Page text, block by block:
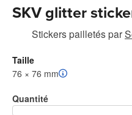
SKV glitter
Stickers pailletéspar
Taille
76 × 76 mm
Quantité